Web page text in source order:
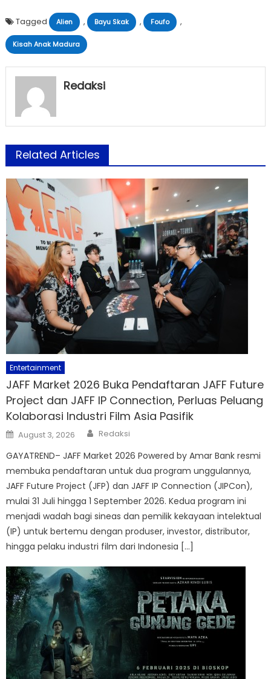
Tagged Alien , Bayu Skak , Foufo ,
Kisah Anak Madura
Redaksi
Related Articles
Entertainment
JAFF Market 2026 Buka Pendaftaran JAFF Future
Project dan JAFF IP Connection, Perluas Peluang
Kolaborasi Industri Film Asia Pasifik
Posted
on
August 3, 2026 Author
Redaksi
GAYATREND– JAFF Market 2026 Powered by Amar Bank resmi
membuka pendaftaran untuk dua program unggulannya,
JAFF Future Project (JFP) dan JAFF IP Connection (JIPCon),
mulai 31 Juli hingga 1 September 2026. Kedua program ini
menjadi wadah bagi sineas dan pemilik kekayaan intelektual
(IP) untuk bertemu dengan produser, investor, distributor,
hingga pelaku industri film dari Indonesia […]